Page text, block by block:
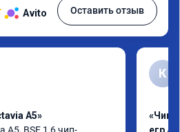
Avito Оставить отзыв
A5»
A5, BSE 1,6 чип-
К
«Чип
егр